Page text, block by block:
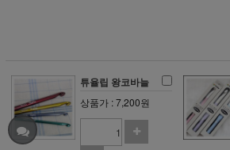
튜율립 왕코바늘
상품가 : 7,200원